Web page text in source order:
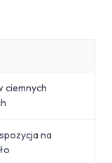
ciemnych
na